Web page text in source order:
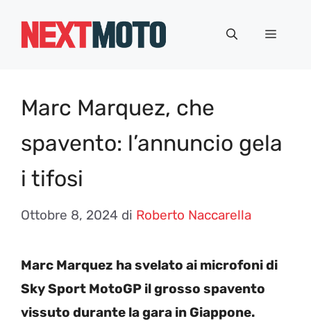
Menu
Marc Marquez, che
spavento: l’annuncio gela
i tifosi
Ottobre 8, 2024 di Roberto Naccarella
Marc Marquez ha svelato ai microfoni di
Sky Sport MotoGP il grosso spavento
vissuto durante la gara in Giappone.